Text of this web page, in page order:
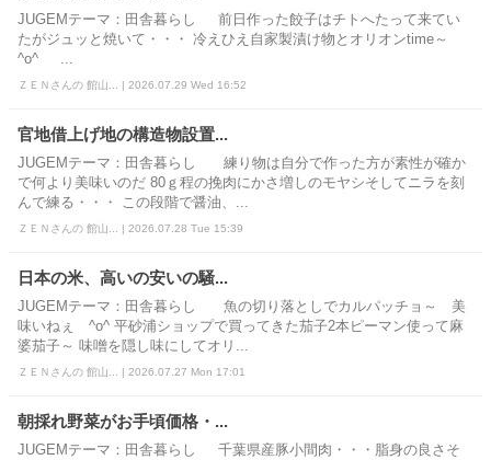
JUGEMテーマ：田舎暮らし 前日作った餃子はチトへたって来てい
たがジュッと焼いて・・・ 冷えひえ自家製漬け物とオリオンtime～
^o^ ...
ＺＥＮさんの 館山... | 2026.07.29 Wed 16:52
官地借上げ地の構造物設置...
JUGEMテーマ：田舎暮らし 練り物は自分で作った方が素性が確か
で何より美味いのだ 80ｇ程の挽肉にかさ増しのモヤシそしてニラを刻
んで練る・・・ この段階で醤油、...
ＺＥＮさんの 館山... | 2026.07.28 Tue 15:39
日本の米、高いの安いの騒...
JUGEMテーマ：田舎暮らし 魚の切り落としでカルパッチョ～ 美
味いねぇ ^o^ 平砂浦ショップで買ってきた茄子2本ピーマン使って麻
婆茄子～ 味噌を隠し味にしてオリ...
ＺＥＮさんの 館山... | 2026.07.27 Mon 17:01
朝採れ野菜がお手頃価格・...
JUGEMテーマ：田舎暮らし 千葉県産豚小間肉・・・脂身の良さそ